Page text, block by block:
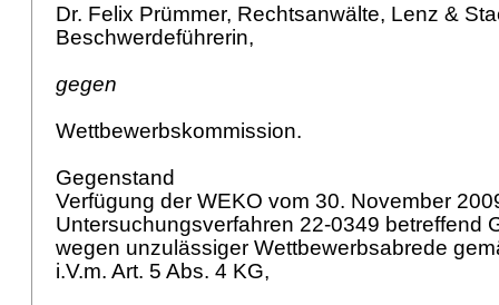
Dr. Felix Prümmer, Rechtsanwälte, Lenz &
Beschwerdeführerin,
gegen
Wettbewerbskommission.
Gegenstand
Verfügung der WEKO vom 30. November
Untersuchungsverfahren 22-0349 betreffend
wegen unzulässiger Wettbewerbsabrede
i.V.m. Art. 5 Abs. 4 KG,